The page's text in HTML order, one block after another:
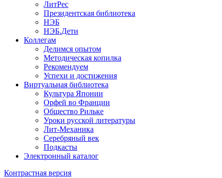
ЛитРес
Президентская библиотека
НЭБ
НЭБ.Дети
Коллегам
Делимся опытом
Методическая копилка
Рекомендуем
Успехи и достижения
Виртуальная библиотека
Культура Японии
Орфей во Франции
Общество Рильке
Уроки русской литературы
Лит-Механика
Серебряный век
Подкасты
Электронный каталог
Контрастная версия